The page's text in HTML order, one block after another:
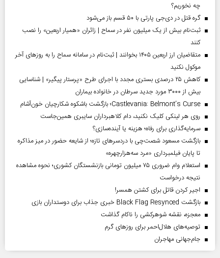
چه نخوریم؟
گره قتل در دی‌جی پارتی با ۵۰ قسم باز می‌شود
ثبت‌نام بیش از یک میلیون نفر در سماح | زائران «همیار اربعین» را نصب
کنند
متقاضیان ارز اربعین ۱۴۰۵ بخوانند | ثبت‌نام در سامانه سماح را به روز‌های آخر
موکول نکنید
کاهش ۲۵ درصدی بستری مجدد با اجرای طرح «پرستار پیگیر» | شناسایی
بیش از ۳۰۰۰ مورد جدید سرطان در خانواده بیماران
Castlevania: Belmont’s Curse؛ بازگشت باشکوه شکارچیان خون‌آشام
روی هر لینکی کلیک نکنید، دام کلاهبرداران سایبری همین‌جاست
سرمایه‌گذاری برای رفاه؛ هزینه یا آینده‌سازی؟
بازگشت مسعود شصت‌چی با دردسر‌های تازه؛ از شایعه حضور در میز مذاکره
تا پایان فیلمبرداری «مرد سه‌هزارچهره»
استعلام وام ضروری ۷۵ میلیون تومانی بازنشستگان کشوری؛ نحوه مشاهده
نتیجه درخواست
اجیر کردن قاتل برای کشتن همسر!
بازگشت Black Flag Resynced خبری جذاب برای دوستداران بازی
معجزه، نقشه شوهرکشی را ناکام گذاشت
توصیه‌های هلال‌احمر برای روز‌های گرم
جام‌جهانی مهاجران